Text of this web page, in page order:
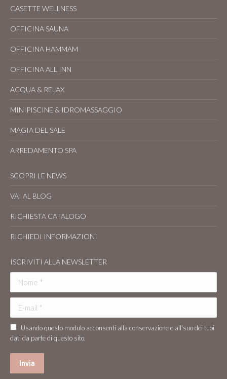
CASETTE WELLNESS
OFFICINA SAUNA
OFFICINA HAMMAM
OFFICINA ALL INN
ACQUA & RELAX
MINIPISCINE & IDROMASSAGGIO
MAGIA DEL SALE
ARREDAMENTO SPA
SCOPRI LE NEWS
VAI AL BLOG
RICHIESTA CATALOGO
RICHIEDI INFORMAZIONI
ISCRIVITI ALLA NEWSLETTER
Usando questo modulo acconsenti alla conservazione e all'suo dei tuoi
dati da parte di questo sito.
Invia